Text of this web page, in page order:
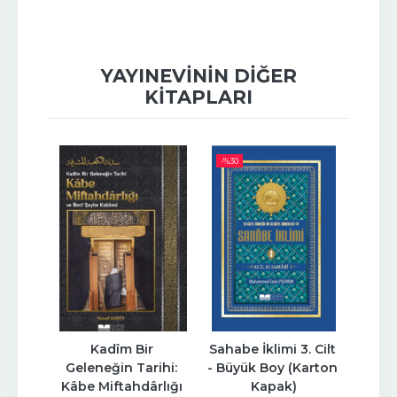
YAYINEVININ DIĞER
KITAPLARI
Kadîm Bir
Geleneğin Tarihi:
Kâbe Miftahdârlığı
-%30
Sahabe İklimi 3. Cilt
- Büyük Boy (Karton
Kapak)